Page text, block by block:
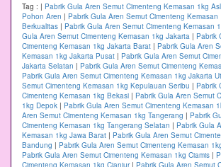
Tag : | Pabrik Gula Aren Semut Cimenteng Kemasan 1kg
Pohon Aren | Pabrik Gula Aren Semut Cimenteng
Berkualitas | Pabrik Gula Aren Semut Cimenteng Kemasan
Gula Aren Semut Cimenteng Kemasan 1kg Jakarta | Pabrik
Cimenteng Kemasan 1kg Jakarta Barat | Pabrik Gula Aren
Kemasan 1kg Jakarta Pusat | Pabrik Gula Aren Semut
Jakarta Selatan | Pabrik Gula Aren Semut Cimenteng
Pabrik Gula Aren Semut Cimenteng Kemasan 1kg Jakarta
Semut Cimenteng Kemasan 1kg Kepulauan Seribu | Pabrik
Cimenteng Kemasan 1kg Bekasi | Pabrik Gula Aren Semut
1kg Depok | Pabrik Gula Aren Semut Cimenteng Kemasan
Aren Semut Cimenteng Kemasan 1kg Tangerang | Pabrik
Cimenteng Kemasan 1kg Tangerang Selatan | Pabrik Gula
Kemasan 1kg Jawa Barat | Pabrik Gula Aren Semut
Bandung | Pabrik Gula Aren Semut Cimenteng Kemasan
Pabrik Gula Aren Semut Cimenteng Kemasan 1kg Ciamis |
Cimenteng Kemasan 1kg Cianjur| Pabrik Gula Aren Semut